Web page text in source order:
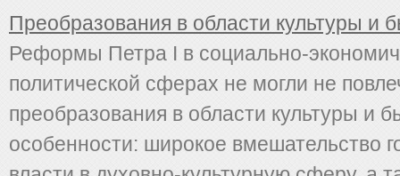
Преобразования в области культуры и
Реформы Петра I в социально-
политической сферах не могли не
преобразования в области культуры и
особенности: широкое вмешательство